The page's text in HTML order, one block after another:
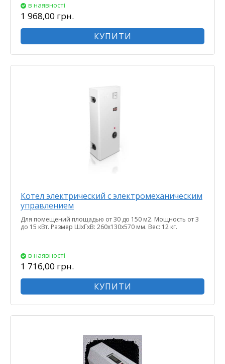
в наявності
1 968,00 грн.
КУПИТИ
Котел электрический с электромеханическим
управлением
Для помещений площадью от 30 до 150 м2. Мощность от 3
до 15 кВт. Размер ШхГхВ: 260х130х570 мм. Вес: 12 кг.
в наявності
1 716,00 грн.
КУПИТИ